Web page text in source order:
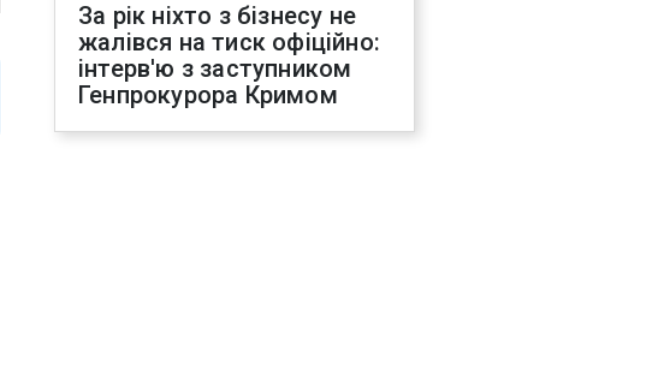
За рік ніхто з бізнесу не
жалівся на тиск офіційно:
інтерв'ю з заступником
Генпрокурора Кримом